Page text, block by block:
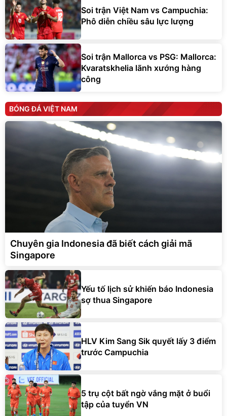
Soi trận Việt Nam vs Campuchia:
Phô diễn chiều sâu lực lượng
Soi trận Mallorca vs PSG: Mallorca:
Kvaratskhelia lãnh xướng hàng
công
BÓNG ĐÁ VIỆT NAM
Chuyên gia Indonesia đã biết cách giải mã
Singapore
Yếu tố lịch sử khiến báo Indonesia
sợ thua Singapore
HLV Kim Sang Sik quyết lấy 3 điểm
trước Campuchia
5 trụ cột bất ngờ vắng mặt ở buổi
tập của tuyển VN